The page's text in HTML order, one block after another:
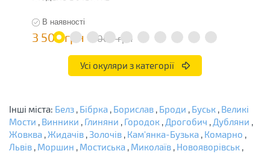
В наявності
3 500 грн 7 000 грн
Усі окуляри з категорії
Інші міста: Белз , Бібрка , Борислав , Броди , Буськ , Великі
Мости , Винники , Глиняни , Городок , Дрогобич , Дубляни ,
Жовква , Жидачів , Золочів , Кам'янка-Бузька , Комарно ,
Львів , Моршин , Мостиська , Миколаїв , Новояворівськ ,